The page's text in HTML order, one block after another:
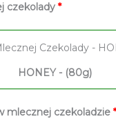
czekolady
HONEY - (80g)
mlecznej czekoladzie